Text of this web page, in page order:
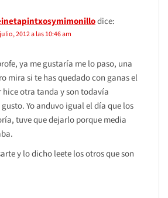
dice:
2012 a las 10:46 am
ya me gustaría me lo paso, una
mira si te has quedado con ganas el
otra tanda y son todavía
Yo anduvo igual el día que los
tuve que dejarlo porque media
y lo dicho leete los otros que son